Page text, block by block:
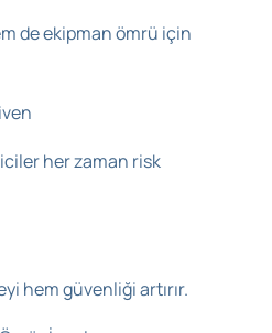
de ekipman ömrü için
her zaman risk
hem güvenliği artırır.